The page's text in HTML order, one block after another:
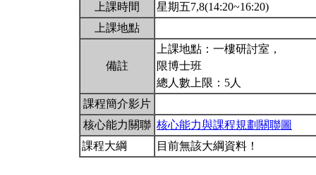
上課時間
星期五7,8(14:20~16:20)
上課地點
備註
上課地點：一樓研討室，
限博士班
總人數上限：5人
課程簡介影片
核心能力關聯 核心能力與課程規劃關聯圖
課程大綱
目前無該大綱資料！